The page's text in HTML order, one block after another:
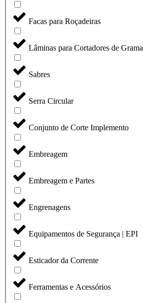
Facas para Roçadeiras
Lâminas para Cortadores de Grama
Sabres
Serra Circular
Conjunto de Corte Implemento
Embreagem
Embreagem e Partes
Engrenagens
Equipamentos de Segurança | EPI
Esticador da Corrente
Ferramentas e Acessórios